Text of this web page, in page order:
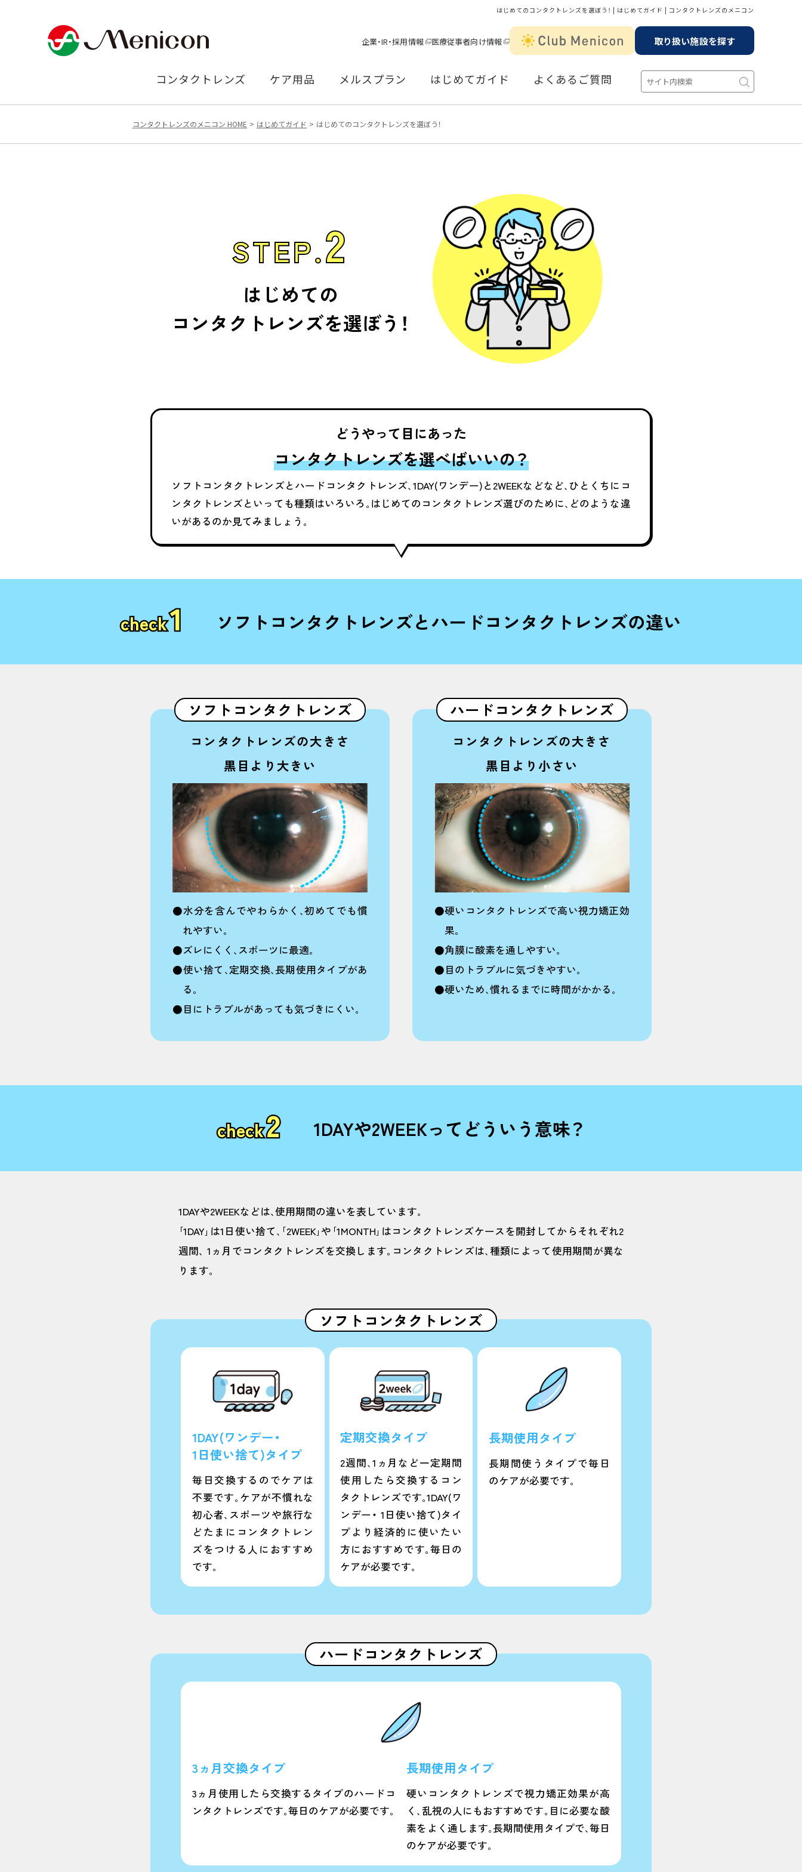
はじめてのコンタクトレンズを選ぼう！ | はじめてガイド | コンタクトレンズのメニコン
企業・IR・採用情報 医療従事者向け情報 取り扱い施設を探す
コンタクトレンズ ケア用品 メルスプラン はじめてガイド よくあるご質問
コンタクトレンズのメニコン HOME はじめてガイド はじめてのコンタクトレンズを選ぼう！
STEP.2
はじめての
コンタクトレンズを選ぼう！
どうやって目にあった
コンタクトレンズを選べばいいの？
ソフトコンタクトレンズとハードコンタクトレンズ､1DAY(ワンデー)と2WEEKなどなど､ひとくちにコ
ンタクトレンズといっても種類はいろいろ｡はじめてのコンタクトレンズ選びのために､どのような違
いがあるのか見てみましょう｡
check1 ソフトコンタクトレンズとハードコンタクトレンズの違い
ソフトコンタクトレンズ
コンタクトレンズの大きさ
黒目より大きい
●水分を含んでやわらかく､初めてでも慣
れやすい｡
●ズレにくく､スポーツに最適｡
●使い捨て､定期交換､長期使用タイプがあ
る｡
●目にトラブルがあっても気づきにくい｡
ハードコンタクトレンズ
コンタクトレンズの大きさ
黒目より小さい
●硬いコンタクトレンズで高い視力矯正効
果｡
●角膜に酸素を通しやすい｡
●目のトラブルに気づきやすい｡
●硬いため､慣れるまでに時間がかかる｡
check2 1DAYや2WEEKってどういう意味？
1DAYや2WEEKなどは､使用期間の違いを表しています｡
｢1DAY｣は1日使い捨て､｢2WEEK｣や｢1MONTH｣はコンタクトレンズケースを開封してからそれぞれ2
週間､ 1ヵ月でコンタクトレンズを交換します｡コンタクトレンズは､種類によって使用期間が異な
ります｡
ソフトコンタクトレンズ
1DAY(ワンデー・
1日使い捨て)タイプ
毎日交換するのでケアは
不要です｡ケアが不慣れな
初心者､スポーツや旅行な
どたまにコンタクトレン
ズをつける人におすすめ
です｡
定期交換タイプ
2週間､1ヵ月など一定期間
使用したら交換するコン
タクトレンズです｡1DAY(ワ
ンデー・ 1日使い捨て)タイ
プより経済的に使いたい
方におすすめです｡毎日の
ケアが必要です｡
長期使用タイプ
長期間使うタイプで毎日
のケアが必要です｡
ハードコンタクトレンズ
3ヵ月交換タイプ
3ヵ月使用したら交換するタイプのハードコ
ンタクトレンズです｡毎日のケアが必要です｡
長期使用タイプ
硬いコンタクトレンズで視力矯正効果が高
く､乱視の人にもおすすめです｡目に必要な酸
素をよく通します｡長期間使用タイプで､毎日
のケアが必要です｡